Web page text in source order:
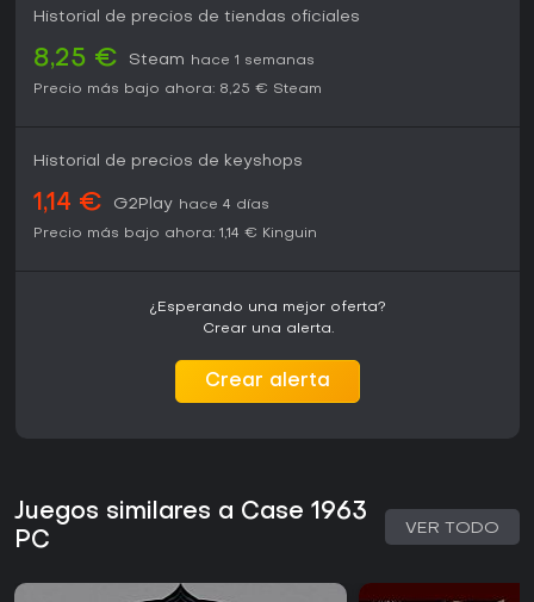
Historial de precios de tiendas oficiales
8,25 € Steam
hace 1 semanas
Precio más bajo ahora: 8,25 € Steam
Historial de precios de keyshops
1,14 € G2Play hace 4 días
Precio más bajo ahora: 1,14 € Kinguin
¿Esperando una mejor oferta?
Crear una alerta.
Crear alerta
Juegos similares a Case 1963
PC
VER TODO